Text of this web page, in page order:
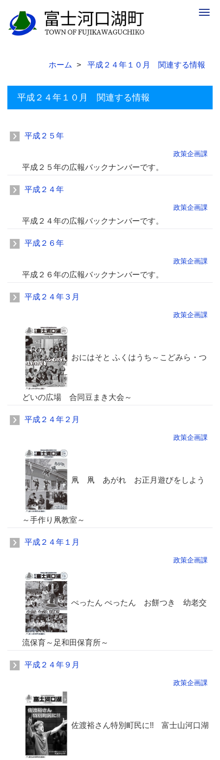
ホーム 平成２４年１０月 関連する情報
平成２４年１０月 関連する情報
平成２５年
政策企画課
平成２５年の広報バックナンバーです。
平成２４年
政策企画課
平成２４年の広報バックナンバーです。
平成２６年
政策企画課
平成２６年の広報バックナンバーです。
平成２４年３月
政策企画課
おにはそと ふくはうち～こどみら・つ
どいの広場 合同豆まき大会～
平成２４年２月
政策企画課
凧 凧 あがれ お正月遊びをしよう
～手作り凧教室～
平成２４年１月
政策企画課
ぺったん ぺったん お餅つき 幼老交
流保育～足和田保育所～
平成２４年９月
政策企画課
佐渡裕さん特別町民に!! 富士山河口湖